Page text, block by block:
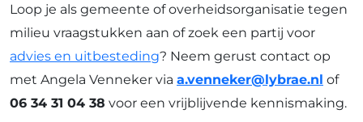
Loop je als gemeente of overheidsorganisatie tegen
milieu vraagstukken aan of zoek een partij voor
advies en uitbesteding? Neem gerust contact op
met Angela Venneker via a.venneker@lybrae.nl of
06 34 31 04 38 voor een vrijblijvende kennismaking.